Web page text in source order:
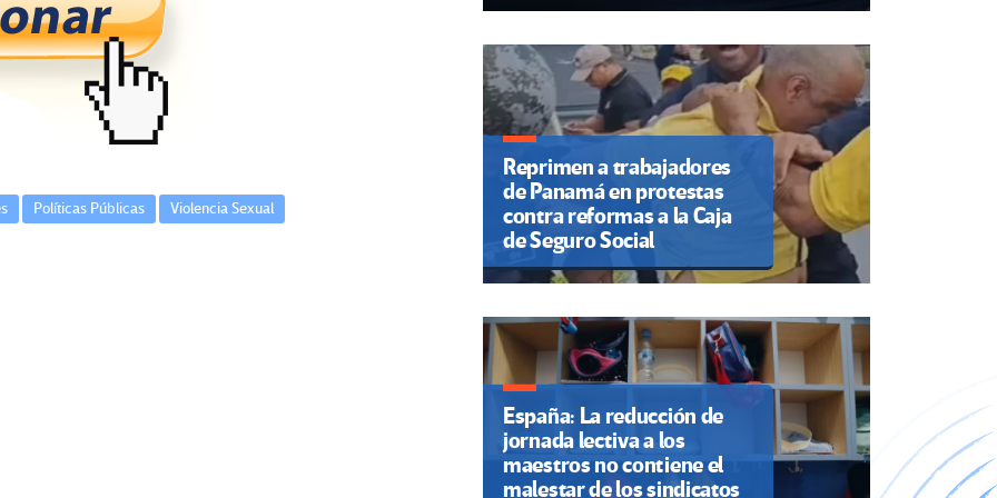
Políticas Públicas Violencia Sexual
Reprimen a trabajadores
de Panamá en protestas
contra reformas a la Caja
de Seguro Social
España: La reducción de
jornada lectiva a los
maestros no contiene el
malestar de los sindicatos